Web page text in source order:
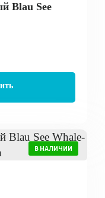
Blau See
В НАЛИЧИИ